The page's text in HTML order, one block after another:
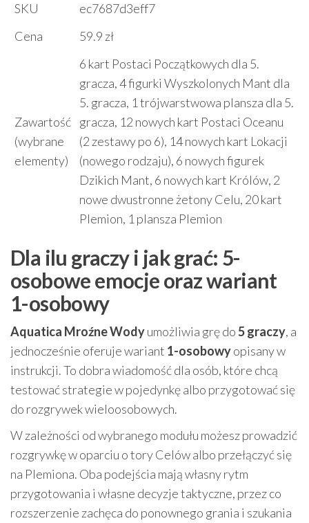
SKU
ec7687d3eff7
Cena
59.9 zł
Zawartość
(wybrane
elementy)
6 kart Postaci Początkowych dla 5.
gracza, 4 figurki Wyszkolonych Mant dla
5. gracza, 1 trójwarstwowa plansza dla 5.
gracza, 12 nowych kart Postaci Oceanu
(2 zestawy po 6), 14 nowych kart Lokacji
(nowego rodzaju), 6 nowych figurek
Dzikich Mant, 6 nowych kart Królów, 2
nowe dwustronne żetony Celu, 20 kart
Plemion, 1 plansza Plemion
Dla ilu graczy i jak grać: 5-
osobowe emocje oraz wariant
1-osobowy
Aquatica Mroźne Wodyumożliwia grę do5 graczy, a
jednocześnie oferuje wariant 1-osobowyopisany w
instrukcji. To dobra wiadomość dla osób, które chcą
testować strategie w pojedynkę albo przygotować się
do rozgrywek wieloosobowych.
W zależności od wybranego modułu możesz prowadzić
rozgrywkę w oparciu o tory Celów albo przełączyć się
na Plemiona. Oba podejścia mają własny rytm
przygotowania i własne decyzje taktyczne, przez co
rozszerzenie zachęca do ponownego grania i szukania